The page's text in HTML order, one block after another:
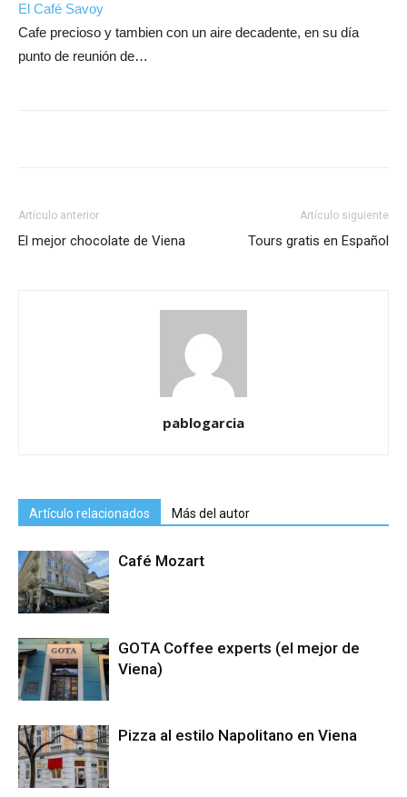
El Café Savoy
Cafe precioso y tambien con un aire decadente, en su día
punto de reunión de…
Artículo anterior
El mejor chocolate de Viena
Artículo siguiente
Tours gratis en Español
pablogarcia
Artículo relacionados Más del autor
Café Mozart
GOTA Coffee experts (el mejor de
Viena)
Pizza al estilo Napolitano en Viena